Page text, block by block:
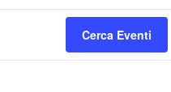
Cerca Eventi